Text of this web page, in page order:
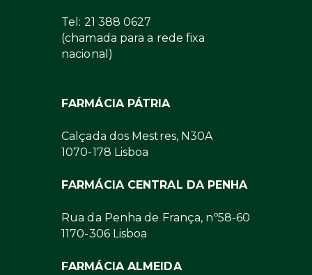
Tel: 21 388 0627
(chamada para a rede fixa
nacional)
FARMÁCIA PÁTRIA
Calçada dos Mestres, N30A
1070-178 Lisboa
FARMÁCIA CENTRAL DA PENHA
Rua da Penha de França, nº58-60
1170-306 Lisboa
FARMÁCIA ALMEIDA